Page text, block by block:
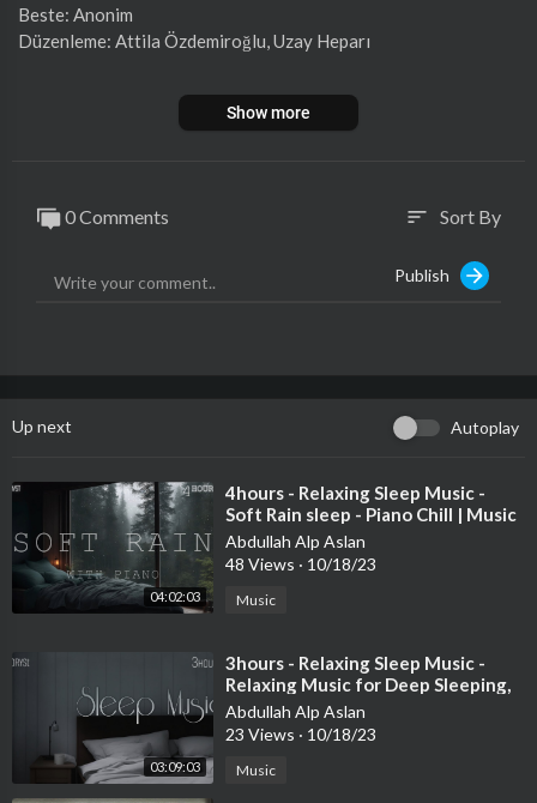
Beste: Anonim
Düzenleme: Attila Özdemiroğlu, Uzay Heparı
Kulların kullara
En zalim harrı ateşin
Ne iktidar ne de güç
Bu değil gerçek
Bu kavga
Bir hayırsız düş
Uyanır neslim
Uyanır elbet
Bugün dua ettim hepimiz için
Yüce tanrı insanı affetsin
Show more
0 Comments sort Sort By
Publish
Up next Autoplay
04:02:03
⁣4hours - Relaxing Sleep Music -
Soft Rain sleep - Piano Chill | Music
Therapy - DorySt
Abdullah Alp Aslan
48 Views · 10/18/23
Music
03:09:03
⁣3hours - Relaxing Sleep Music -
Relaxing Music for Deep Sleeping,
Healing Music, Meditation Music
Abdullah Alp Aslan
23 Views · 10/18/23
Music